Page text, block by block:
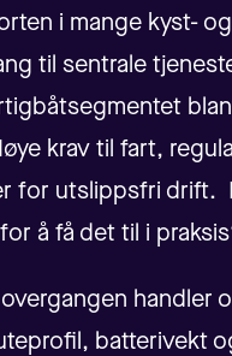
i mange kyst-
til sentrale
krav til fart,
for utslippsfri drift.
å få det til i
handler
batterivekt